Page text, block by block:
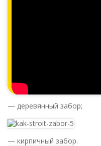
— деревянный забор;
— кирпичный забор.